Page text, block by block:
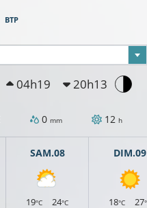
BTP
04h19 20h13
0 mm 12 h
SAM.08
19°C 24°C
DIM.09
18°C 27